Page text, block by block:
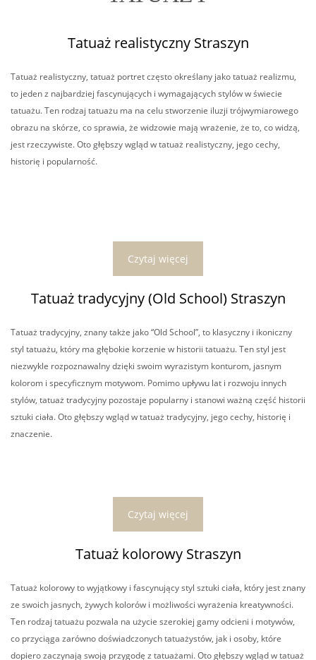
Tatuaż realistyczny Straszyn
Tatuaż realistyczny, tatuaż portret często określany jako tatuaż realizmu,
to jeden z najbardziej fascynujących i wymagających stylów w świecie
tatuażu. Ten rodzaj tatuażu ma na celu stworzenie iluzji trójwymiarowego
obrazu na skórze, co sprawia, że widzowie mają wrażenie, że to, co widzą,
jest rzeczywiste. Oto głębszy wgląd w tatuaż realistyczny, jego cechy,
historię i popularność.
Czytaj więcej
Tatuaż tradycyjny (Old School) Straszyn
Tatuaż tradycyjny, znany także jako “Old School”, to klasyczny i ikoniczny
styl tatuażu, który ma głębokie korzenie w historii tatuażu. Ten styl jest
niezwykle rozpoznawalny dzięki swoim wyrazistym konturom, jasnym
kolorom i specyficznym motywom. Pomimo upływu lat i rozwoju innych
stylów, tatuaż tradycyjny pozostaje popularny i stanowi ważną część historii
sztuki ciała. Oto głębszy wgląd w tatuaż tradycyjny, jego cechy, historię i
znaczenie.
Czytaj więcej
Tatuaż kolorowy Straszyn
Tatuaż kolorowy to wyjątkowy i fascynujący styl sztuki ciała, który jest znany
ze swoich jasnych, żywych kolorów i możliwości wyrażenia kreatywności.
Ten rodzaj tatuażu pozwala na użycie szerokiej gamy odcieni i motywów,
co przyciąga zarówno doświadczonych tatuażystów, jak i osoby, które
dopiero zaczynają swoją przygodę z tatuażami. Oto głębszy wgląd w tatuaż